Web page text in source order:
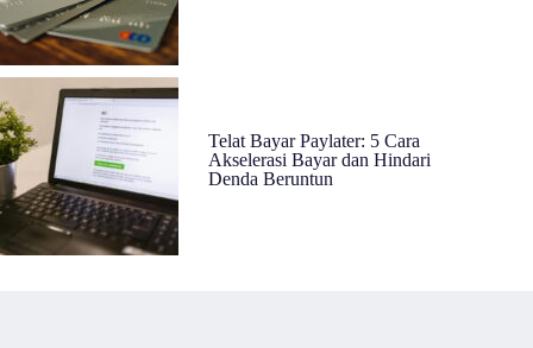
Telat Bayar Paylater: 5 Cara
Akselerasi Bayar dan Hindari
Denda Beruntun